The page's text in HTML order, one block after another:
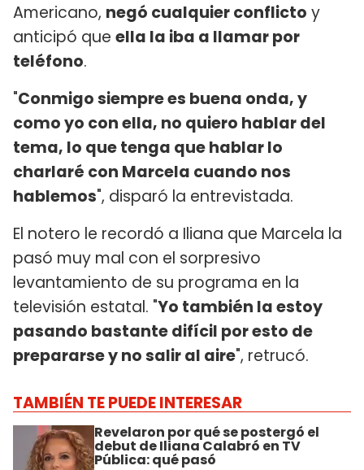
Americano, negó cualquier conflicto y
anticipó que ella la iba a llamar por
teléfono.
"Conmigo siempre es buena onda, y
como yo con ella, no quiero hablar del
tema, lo que tenga que hablar lo
charlaré con Marcela cuando nos
hablemos", disparó la entrevistada.
El notero le recordó a Iliana que Marcela la
pasó muy mal con el sorpresivo
levantamiento de su programa en la
televisión estatal. "Yo también la estoy
pasando bastante difícil por esto de
prepararse y no salir al aire", retrucó.
TAMBIÉN TE PUEDE INTERESAR
Revelaron por qué se postergó el
debut de Iliana Calabró en TV
Pública: qué pasó